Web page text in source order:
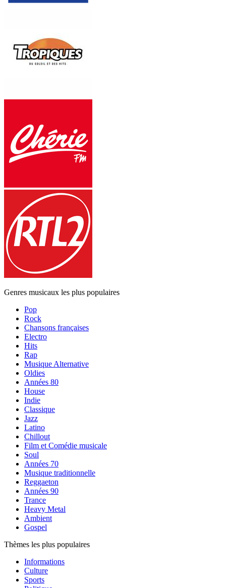
Genres musicaux les plus populaires
Pop
Rock
Chansons françaises
Electro
Hits
Rap
Musique Alternative
Oldies
Années 80
House
Indie
Classique
Jazz
Latino
Chillout
Film et Comédie musicale
Soul
Années 70
Musique traditionnelle
Reggaeton
Années 90
Trance
Heavy Metal
Ambient
Gospel
Thèmes les plus populaires
Informations
Culture
Sports